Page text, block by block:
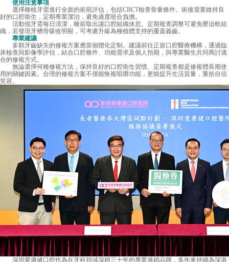
使用注意事項
選擇種植牙需進行全面的術前評估，包括CBCT檢查骨量條件。術後需要維持良
好的口腔衛生，定期專業潔治，避免過度咬合負擔。
活動假牙需每日清潔，睡前取出讓口腔組織休息。定期複查調整可避免壓迫軟組
織，若發現牙槽骨吸收明顯，可考慮升級為種植體支持的覆蓋義齒。
專業建議
多顆牙齒缺失的修複方案應當個體化定制。建議前往正規口腔醫療機構，通過臨
床檢查與影像學評估，結合口腔條件、功能需求及個人預期，與專業醫生共同商討適
合的修複方式。
無論選擇何種修複方法，保持良好的口腔衛生習慣、定期複查都是修複體長期使
用的關鍵因素。合理的修複方案不僅能恢複咀嚼功能，更能提升生活質量，重拾自信
笑容。
深圳愛康健口腔作為在牙科領域深耕三十年的專業連鎖品牌，多年來持續為深港